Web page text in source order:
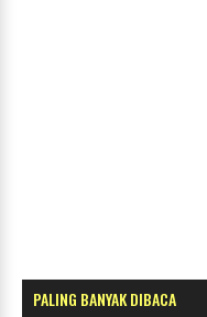
PALING BANYAK DIBACA